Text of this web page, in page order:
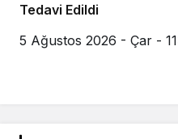
Tedavi Edildi
5 Ağustos 2026 - Çar -